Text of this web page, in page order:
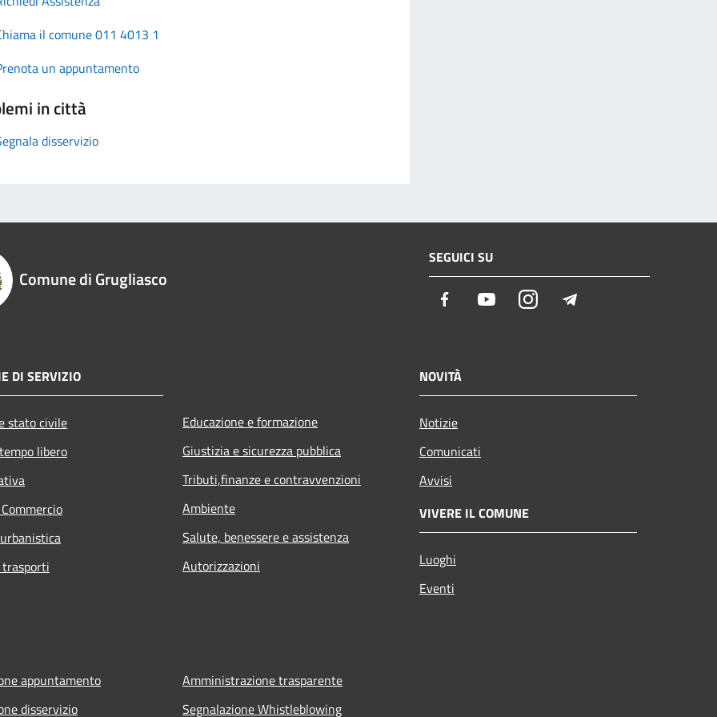
il comune 011 4013 1
un appuntamento
in città
disservizio
Comune di Grugliasco
SEGUICI SU
Facebook YoutubeInstagram
DI SERVIZIO
stato civile
libero
Educazione e formazione
Giustizia e sicurezza pubblica
Tributi,finanze e contravvenzioni
Ambiente
Salute, benessere e assistenza
Autorizzazioni
NOVITÀ
Notizie
Comunicati
Avvisi
VIVERE IL COMUNE
Luoghi
Eventi
appuntamento
disservizio
Amministrazione trasparente
Segnalazione Whistleblowing